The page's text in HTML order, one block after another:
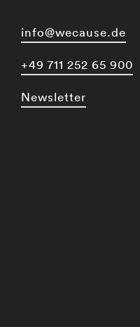
info@wecause.de
+49 711 252 65 900
Newsletter